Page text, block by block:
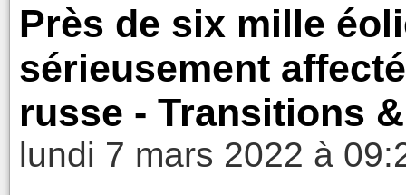
Près de six mille
sérieusement
russe - Transitions
lundi 7 mars 2022 à